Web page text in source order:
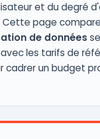
et du degré
Cette page
de données
les tarifs de
cadrer un budget